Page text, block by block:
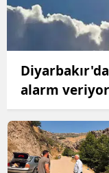
alarm